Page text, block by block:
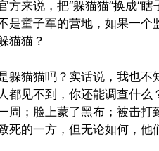
方来说，把“躲猫猫”换成“
是童子军的营地，如果一
猫猫？
躲猫猫吗？实话说，我也不
见不到，你还能调查什么
周；脸上蒙了黑布；被击
死的一方，但无论如何，他